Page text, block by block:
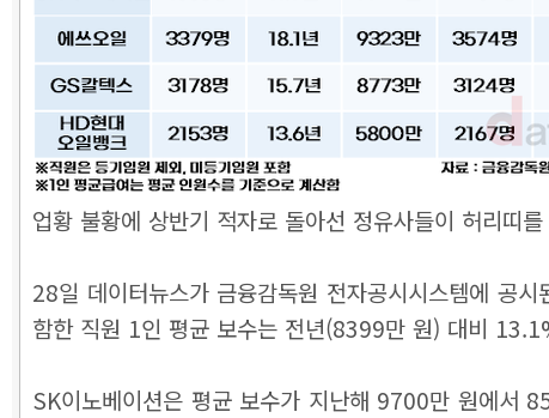
업황 불황에 상반기 적자로 돌아선 정유사들이 허리띠
28일 데이터뉴스가 금융감독원 전자공시시스템에 공
함한 직원 1인 평균 보수는 전년(8399만 원) 대비
SK이노베이션은 평균 보수가 지난해 9700만 원에서